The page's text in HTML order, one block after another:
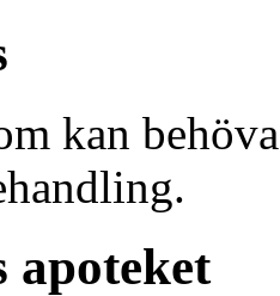
kan